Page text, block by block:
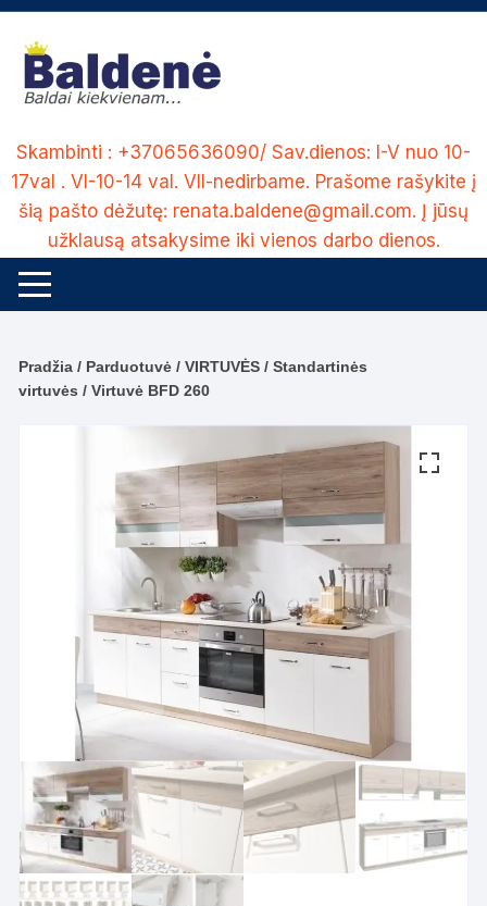
Skip
content
Skambinti : +37065636090/ Sav.dienos: I-V nuo 10-
17val . VI-10-14 val. VII-nedirbame. Prašome rašykite į
šią pašto dėžutę: renata.baldene@gmail.com. Į jūsų
užklausą atsakysime iki vienos darbo dienos.
Pradžia / Parduotuvė /VIRTUVĖS /Standartinės
virtuvės / Virtuvė BFD 260